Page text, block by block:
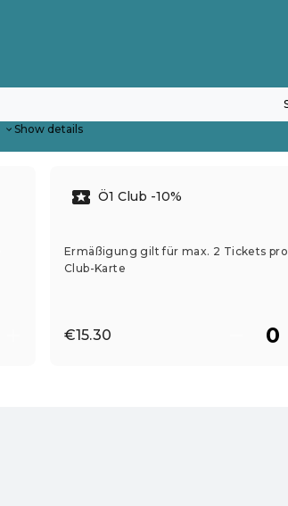
Show details
Ö1 Club -10%
Ermäßigung gilt für max. 2 Tickets pro
Club-Karte
€15.30